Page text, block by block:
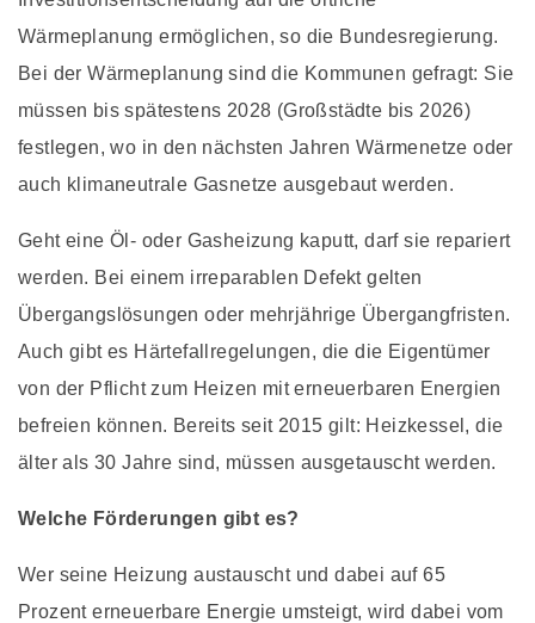
Wärmeplanung ermöglichen, so die Bundesregierung.
Bei der Wärmeplanung sind die Kommunen gefragt: Sie
müssen bis spätestens 2028 (Großstädte bis 2026)
festlegen, wo in den nächsten Jahren Wärmenetze oder
auch klimaneutrale Gasnetze ausgebaut werden.
Geht eine Öl- oder Gasheizung kaputt, darf sie repariert
werden. Bei einem irreparablen Defekt gelten
Übergangslösungen oder mehrjährige Übergangfristen.
Auch gibt es Härtefallregelungen, die die Eigentümer
von der Pflicht zum Heizen mit erneuerbaren Energien
befreien können. Bereits seit 2015 gilt: Heizkessel, die
älter als 30 Jahre sind, müssen ausgetauscht werden.
Welche Förderungen gibt es?
Wer seine Heizung austauscht und dabei auf 65
Prozent erneuerbare Energie umsteigt, wird dabei vom